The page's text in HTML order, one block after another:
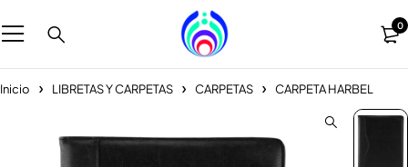
0
Inicio LIBRETAS Y CARPETAS CARPETAS CARPETA HARBEL